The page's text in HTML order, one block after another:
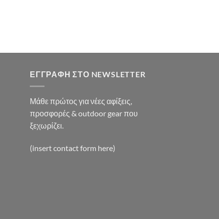
ΕΓΓΡΑΦΉ ΣΤΟ NEWSLETTER
Μάθε πρώτος για νέες αφίξεις,
προσφορές & outdoor gear που
ξεχωρίζει.
(insert contact form here)